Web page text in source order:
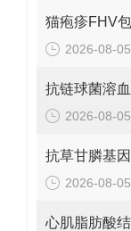
2026-08-05
2026-08-05
2026-08-05